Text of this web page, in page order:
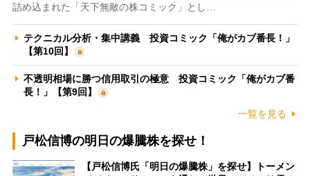
詰め込まれた「天下無敵の株コミック」とし…
テクニカル分析・集中講義 投資コミック「俺がカブ番長！」
【第10回】
不透明相場に勝つ信用取引の極意 投資コミック「俺がカブ番
長！」【第9回】
一覧を見る
戸松信博の明日の爆騰株を探せ！
【戸松信博氏「明日の爆騰株」を探せ】トーメン